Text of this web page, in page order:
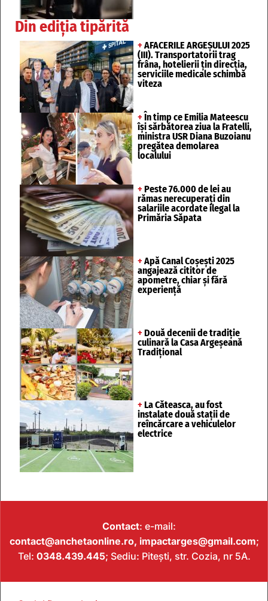
Din ediția tipărită
+ AFACERILE ARGEȘULUI 2025
(III). Transportatorii trag
frâna, hotelierii țin direcția,
serviciile medicale schimbă
viteza
+ În timp ce Emilia Mateescu
își sărbătorea ziua la Fratelli,
ministra USR Diana Buzoianu
pregătea demolarea
localului
+ Peste 76.000 de lei au
rămas nerecuperați din
salariile acordate ilegal la
Primăria Săpata
+ Apă Canal Coșești 2025
angajează cititor de
apometre, chiar și fără
experiență
+ Două decenii de tradiție
culinară la Casa Argeșeană
Tradițional
+ La Căteasca, au fost
instalate două stații de
reîncărcare a vehiculelor
electrice
Contact: e-mail:
contact@anchetaonline.ro, impactarges@gmail.com;
Tel: 0348.439.445; Sediu: Pitești, str. Cozia, nr 5A.